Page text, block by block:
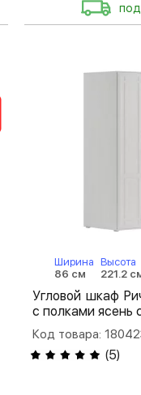
под
Ширина
86 см
Высота
221.2
Угловой шкаф
с полками ясень
Код товара:
(5)